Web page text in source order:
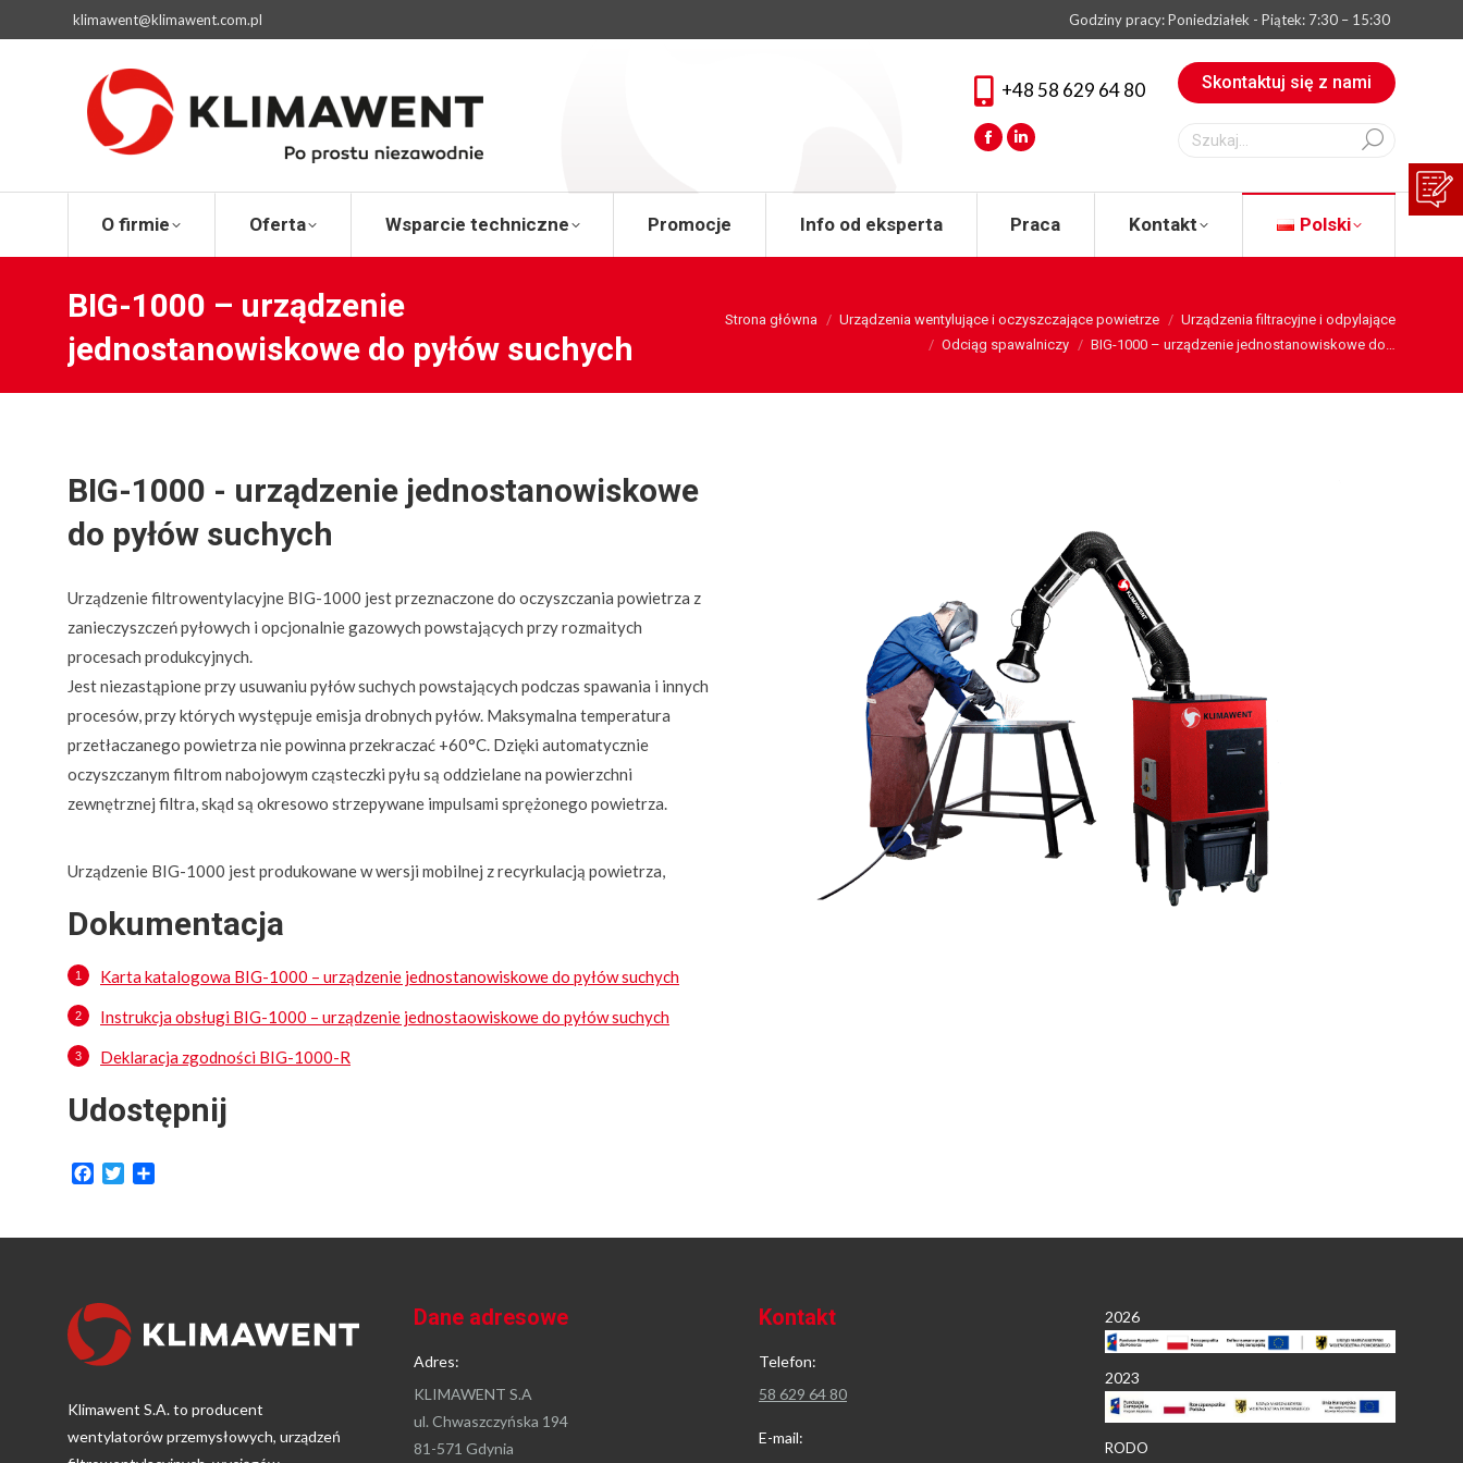
klimawent@klimawent.com.pl Godziny pracy: Poniedziałek - Piątek: 7:30 – 15:30
+48 58 629 64 80
FacebookLinkedin
Skontaktuj się z nami
O firmie Oferta Wsparcie techniczne Promocje Info od eksperta Praca Kontakt Polski
BIG-1000 – urządzenie
jednostanowiskowe do pyłów suchych
You are here:Strona główna Urządzenia wentylujące i oczyszczające powietrze
Urządzenia filtracyjne i odpylające
Odciąg spawalniczy
BIG-1000 – urządzenie jednostanowiskowe do…
BIG-1000 - urządzenie jednostanowiskowe
do pyłów suchych
Urządzenie filtrowentylacyjne BIG-1000 jest przeznaczone do oczyszczania powietrza z
zanieczyszczeń pyłowych i opcjonalnie gazowych powstających przy rozmaitych
procesach produkcyjnych.
Jest niezastąpione przy usuwaniu pyłów suchych powstających podczas spawania i innych
procesów, przy których występuje emisja drobnych pyłów. Maksymalna temperatura
przetłaczanego powietrza nie powinna przekraczać +60°C. Dzięki automatycznie
oczyszczanym filtrom nabojowym cząsteczki pyłu są oddzielane na powierzchni
zewnętrznej filtra, skąd są okresowo strzepywane impulsami sprężonego powietrza.
Urządzenie BIG-1000 jest produkowane w wersji mobilnej z recyrkulacją powietrza,
Dokumentacja
Karta katalogowa BIG-1000 – urządzenie jednostanowiskowe do pyłów suchych
Instrukcja obsługi BIG-1000 – urządzenie jednostaowiskowe do pyłów suchych
Deklaracja zgodności BIG-1000-R
Udostępnij
Facebook
Twitter
Klimawent S.A. to producent
wentylatorów przemysłowych, urządzeń
Dane adresowe
Adres:
KLIMAWENT S.A
ul. Chwaszczyńska 194
81-571 Gdynia
Kontakt
Telefon:
58 629 64 80
E-mail:
2026
2023
RODO
Praca Kontakt Polski